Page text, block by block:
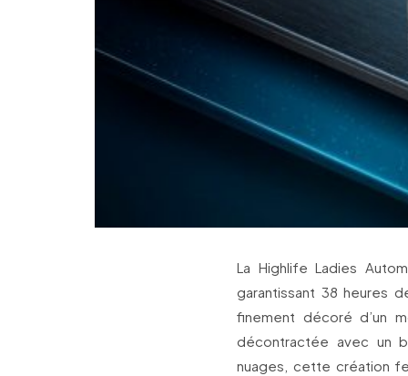
La Highlife Ladies
garantissant 38 heures
finement décoré d’un
décontractée avec un
nuages, cette création